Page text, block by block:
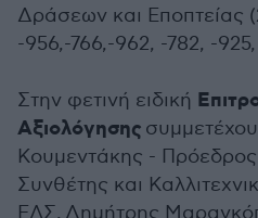
Δράσεων και Εποπτείας
-956,-766,-962, -782, -925,
Στην φετινή ειδική
Αξιολόγησης
Κουμεντάκης - Πρόεδρος
Συνθέτης και
ΕΛΣ, Δημήτρης